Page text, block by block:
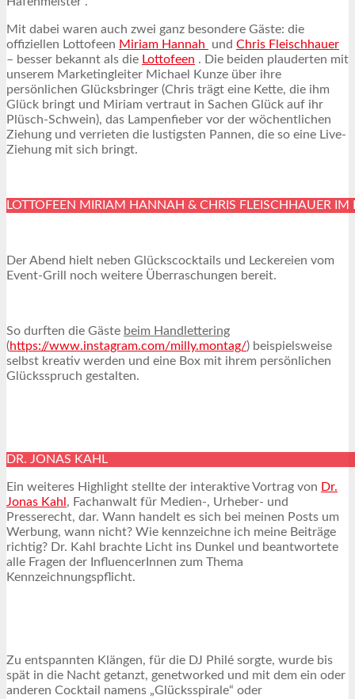
Mit dabei waren auch zwei ganz besondere Gäste: die
offiziellen Lottofeen Miriam Hannah und Chris Fleischhauer
– besser bekannt als die Lottofeen . Die beiden plauderten mit
unserem Marketingleiter Michael Kunze über ihre
persönlichen Glücksbringer (Chris trägt eine Kette, die ihm
Glück bringt und Miriam vertraut in Sachen Glück auf ihr
Plüsch-Schwein), das Lampenfieber vor der wöchentlichen
Ziehung und verrieten die lustigsten Pannen, die so eine Live-
Ziehung mit sich bringt.
LOTTOFEEN MIRIAM HANNAH & CHRIS FLEISCHHAUER
Der Abend hielt neben Glückscocktails und Leckereien vom
Event-Grill noch weitere Überraschungen bereit.
So durften die Gäste beim Handlettering
(https://www.instagram.com/milly.montag/) beispielsweise
selbst kreativ werden und eine Box mit ihrem persönlichen
Glücksspruch gestalten.
DR. JONAS KAHL
Ein weiteres Highlight stellte der interaktive Vortrag von Dr.
Jonas Kahl , Fachanwalt für Medien-, Urheber- und
Presserecht, dar. Wann handelt es sich bei meinen Posts um
Werbung, wann nicht? Wie kennzeichne ich meine Beiträge
richtig? Dr. Kahl brachte Licht ins Dunkel und beantwortete
alle Fragen der InfluencerInnen zum Thema
Kennzeichnungspflicht.
Zu entspannten Klängen, für die DJ Philé sorgte, wurde bis
spät in die Nacht getanzt, genetworked und mit dem ein oder
anderen Cocktail namens „Glücksspirale“ oder